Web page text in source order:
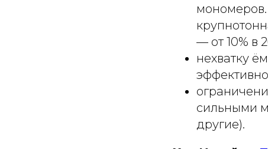
— от 10% в
нехватку
сильными
другие).